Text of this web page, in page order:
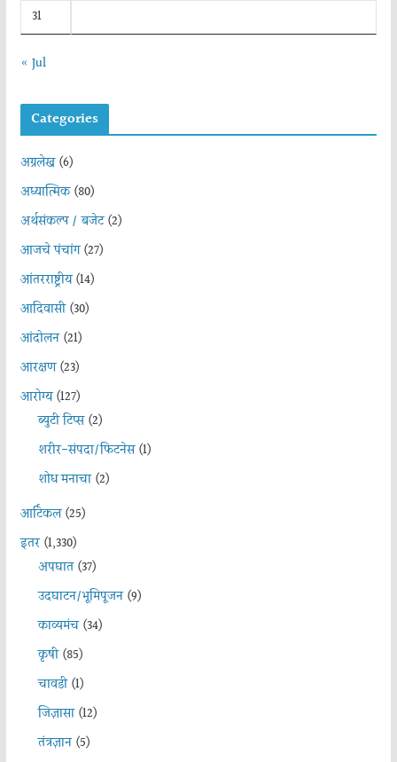
31
« Jul
Categories
अग्रलेख(6)
अध्यात्मिक(80)
अर्थसंकल्प / बजेट(2)
आजचे पंचांग(27)
आंतरराष्ट्रीय(14)
आदिवासी(30)
आंदोलन(21)
आरक्षण(23)
आरोग्य(127)
ब्युटी टिप्स(2)
शरीर-संपदा/फिटनेस(1)
शोध मनाचा(2)
आर्टिकल(25)
इतर(1,330)
अपघात(37)
उदघाटन/भूमिपूजन(9)
काव्यमंच(34)
कृषी(85)
चावडी(1)
जिज्ञासा(12)
तंत्रज्ञान(5)